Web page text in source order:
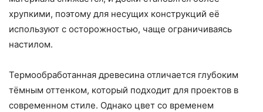
хрупкими, поэтому для несущих конструкций её
используют с осторожностью, чаще ограничиваясь
настилом.
Термообработанная древесина отличается глубоким
тёмным оттенком, который подходит для проектов в
современном стиле. Однако цвет со временем